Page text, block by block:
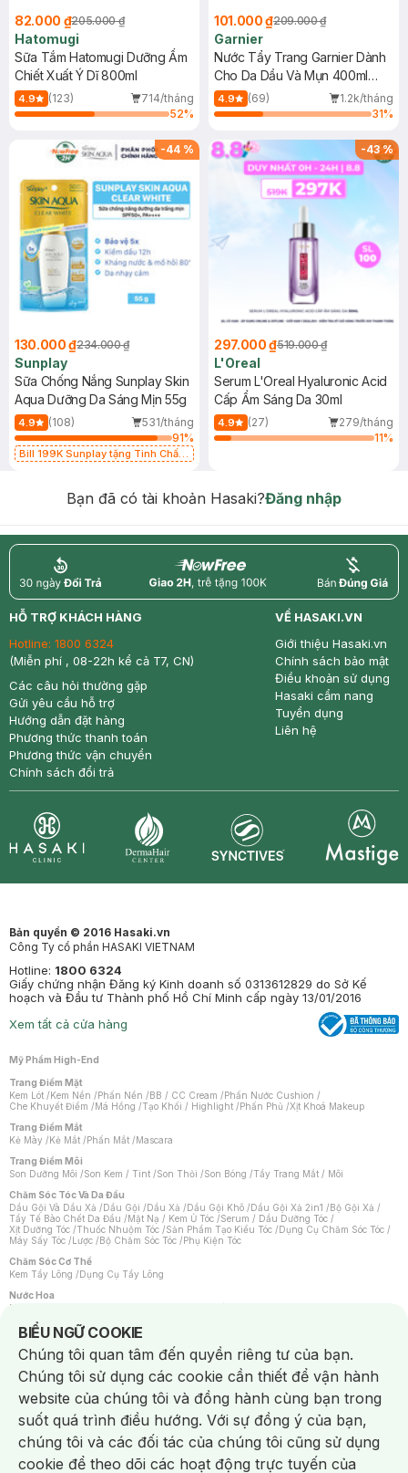
82.000 ₫205.000 ₫
Hatomugi
Sữa Tắm Hatomugi Dưỡng Ẩm
Chiết Xuất Ý Dĩ 800ml
4.9 (123)
714/tháng
52%
101.000 ₫209.000 ₫
Garnier
Nước Tẩy Trang Garnier Dành
Cho Da Dầu Và Mụn 400ml
(Mới)
4.9 (69)
1.2k/tháng
31%
-44 %
130.000 ₫234.000 ₫
Sunplay
Sữa Chống Nắng Sunplay Skin
Aqua Dưỡng Da Sáng Mịn 55g
4.9 (108)
531/tháng
91%
Bill 199K Sunplay tặng Tinh Chất
-43%
297.000 ₫519.000 ₫
L'Oreal
Serum L'Oreal Hyaluronic Acid
Cấp Ẩm Sáng Da 30ml
4.9 (27)
279/tháng
11%
Bạn đã có tài khoản Hasaki?Đăng nhập
return nowfree price
HỖ TRỢ KHÁCH HÀNG
Hotline: 1800 6324
(Miễn phí , 08-22h kể cả T7, CN)
Các câu hỏi thường gặp
Gửi yêu cầu hỗ trợ
Hướng dẫn đặt hàng
Phương thức thanh toán
Phương thức vận chuyển
Chính sách đổi trả
VỀ HASAKI.VN
Giới thiệu Hasaki.vn
Chính sách bảo mật
Điều khoản sử dụng
Hasaki cẩm nang
Tuyển dụng
Liên hệ
Bản quyền © 2016 Hasaki.vn
Công Ty cổ phần HASAKI VIETNAM
Hotline: 1800 6324
Giấy chứng nhận Đăng ký Kinh doanh số 0313612829 do Sở Kế
hoạch và Đầu tư Thành phố Hồ Chí Minh cấp ngày 13/01/2016
Xem tất cả cửa hàng
Mỹ Phẩm High-End
Trang Điểm Mặt
Kem Lót /Kem Nền /Phấn Nền /BB / CC Cream /Phấn Nước Cushion /
Che Khuyết Điểm /Má Hồng /Tạo Khối / Highlight /Phấn Phủ /Xịt Khoá Makeup
Trang Điểm Mắt
Kẻ Mày /Kẻ Mắt /Phấn Mắt /Mascara
Trang Điểm Môi
Son Dưỡng Môi /Son Kem / Tint /Son Thỏi /Son Bóng /Tẩy Trang Mắt / Môi
Chăm Sóc Tóc Và Da Đầu
Dầu Gội Và Dầu Xả /Dầu Gội /Dầu Xả /Dầu Gội Khô /Dầu Gội Xả 2in1 /Bộ Gội Xả /
Tẩy Tế Bào Chết Da Đầu /Mặt Nạ / Kem Ủ Tóc /Serum / Dầu Dưỡng Tóc /
Xịt Dưỡng Tóc /Thuốc Nhuộm Tóc /Sản Phẩm Tạo Kiểu Tóc /Dụng Cụ Chăm Sóc Tóc /
Máy Sấy Tóc /Lược /Bộ Chăm Sóc Tóc /Phụ Kiện Tóc
Chăm Sóc Cơ Thể
Kem Tẩy Lông /Dụng Cụ Tẩy Lông
Nước Hoa
Nước Hoa Nữ
Chăm Sóc Cá Nhân
Chống Muỗi /Khẩu Trang /Máy Massage/Mặt Nạ Xông Hơi /Nước Rửa Tay/
Sản Phẩm Chăm Sóc Khác /Bàn Chải Đánh Răng /Bàn Chải Điện/
Hỗ Trợ Trắng Răng/Kem Đánh Răng /Máy Tăm Nước/ Nước Súc Miệng/
Tăm / Chỉ Nha Khoa/ Xịt Thơm Miệng / Dung Dịch Vệ Sinh/Dưỡng Vùng Kín/
Khăn Ướt Vệ Sinh Vùng Kín/Băng Vệ Sinh/Tampon/Bọt Cạo Râu /Dao Cạo Râu/
Máy Cạo Râu
Vấn Đề Về Da
Da Dầu / Lỗ Chân Lông To/ Da Khô / Mất Nước/ Da Lão Hóa/ Da Mụn/
Da Nhạy Cảm / Kích Ứng
Da Xỉn Màu Thâm / Nám / Tàn Nhang
Quầng Thâm & Bọng Mắt /Sẹo /Viêm Da Cơ Địa
BIỂU NGỮ COOKIE
Notice about cookies usage
Chúng tôi quan tâm đến quyền riêng tư của bạn.
Chúng tôi sử dụng các cookie cần thiết để vận hành
website của chúng tôi và đồng hành cùng bạn trong
suốt quá trình điều hướng. Với sự đồng ý của bạn,
chúng tôi và các đối tác của chúng tôi cũng sử dụng
cookie để theo dõi các hoạt động trực tuyến của